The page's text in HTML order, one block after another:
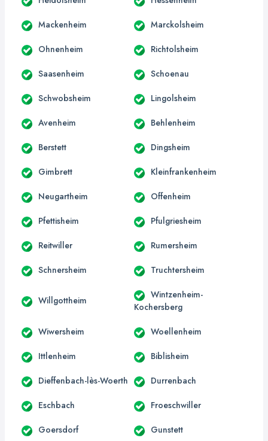
Mackenheim Marckolsheim
Ohnenheim Richtolsheim
Saasenheim Schoenau
Schwobsheim Lingolsheim
Avenheim Behlenheim
Berstett Dingsheim
Gimbrett Kleinfrankenheim
Neugartheim Offenheim
Pfettisheim Pfulgriesheim
Reitwiller Rumersheim
Schnersheim Truchtersheim
Willgottheim
Wintzenheim-
Kochersberg
Wiwersheim Woellenheim
Ittlenheim Biblisheim
Dieffenbach-lès-Woerth Durrenbach
Eschbach Froeschwiller
Goersdorf Gunstett